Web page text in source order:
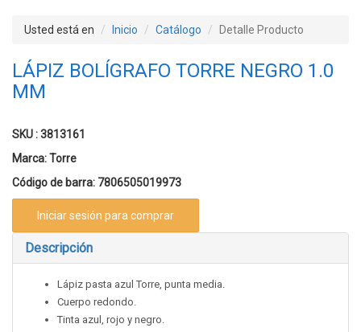
Usted está en Inicio Catálogo Detalle Producto
LÁPIZ BOLÍGRAFO TORRE NEGRO 1.0
MM
SKU : 3813161
Marca:Torre
Código de barra: 7806505019973
Iniciar sesión para comprar
Descripción
Lápiz pasta azul Torre, punta media.
Cuerpo redondo.
Tinta azul, rojo y negro.